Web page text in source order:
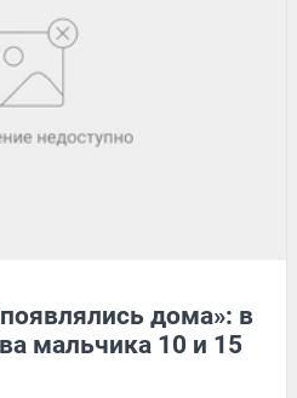
дома»: в
мальчика 10 и 15